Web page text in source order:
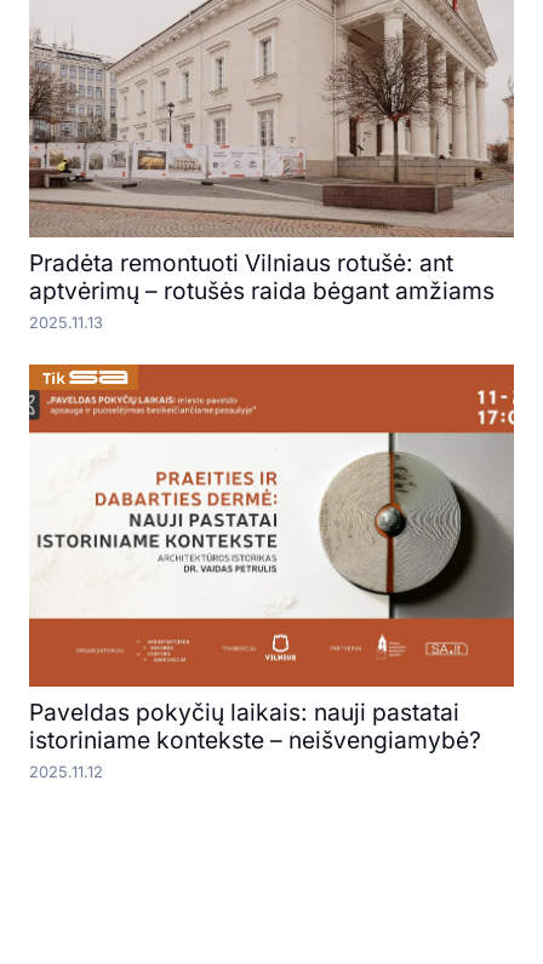
Pradėta remontuoti Vilniaus rotušė: ant
aptvėrimų – rotušės raida bėgant amžiams
2025.11.13
Paveldas pokyčių laikais: nauji pastatai
istoriniame kontekste – neišvengiamybė?
2025.11.12